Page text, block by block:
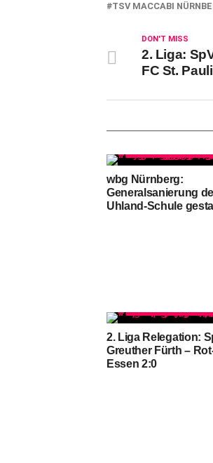
TSV MACCABI
DON'T MISS
2. Liga:
FC St.
wbg Nürnberg:
Generalsanierung
Uhland-Schule
2. Liga Relegation:
Greuther Fürth –
Essen 2:0